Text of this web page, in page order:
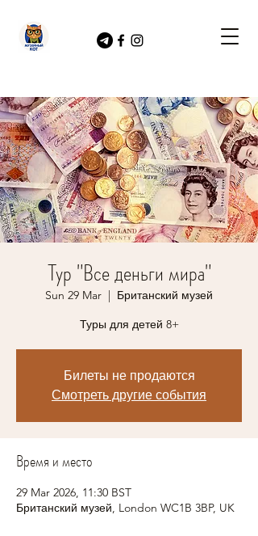
Тур "Все деньги мира"
Sun 29 Mar
  |
Британский музей
Туры для детей 8+
Билеты не продаются
Смотреть другие события
Время и место
29 Mar 2026, 11:30 BST
Британский музей, London WC1B 3BP, UK